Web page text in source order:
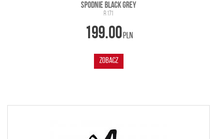
SPODNIE BLACK GREY
R 171
199.00 PLN
ZOBACZ